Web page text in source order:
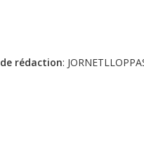
rédaction: